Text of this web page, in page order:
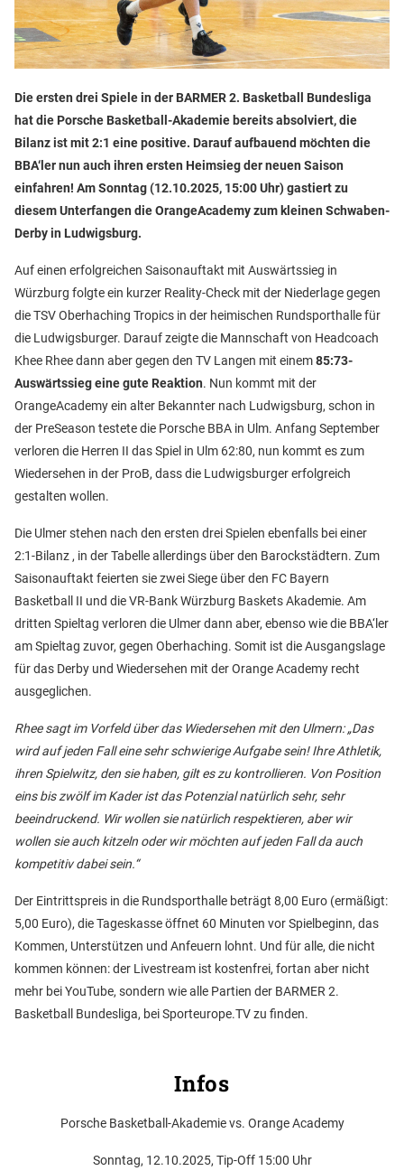
Die ersten drei Spiele in der BARMER 2. Basketball Bundesliga
hat die Porsche Basketball-Akademie bereits absolviert, die
Bilanz ist mit 2:1 eine positive. Darauf aufbauend möchten die
BBA‘ler nun auch ihren ersten Heimsieg der neuen Saison
einfahren! Am Sonntag (12.10.2025, 15:00 Uhr) gastiert zu
diesem Unterfangen die OrangeAcademy zum kleinen Schwaben-
Derby in Ludwigsburg.
Auf einen erfolgreichen Saisonauftakt mit Auswärtssieg in
Würzburg folgte ein kurzer Reality-Check mit der Niederlage gegen
die TSV Oberhaching Tropics in der heimischen Rundsporthalle für
die Ludwigsburger. Darauf zeigte die Mannschaft von Headcoach
Khee Rhee dann aber gegen den TV Langen mit einem85:73-
Auswärtssieg eine gute Reaktion. Nun kommt mit der
OrangeAcademy ein alter Bekannter nach Ludwigsburg, schon in
der PreSeason testete die Porsche BBA in Ulm. Anfang September
verloren die Herren II das Spiel in Ulm 62:80, nun kommt es zum
Wiedersehen in der ProB, dass die Ludwigsburger erfolgreich
gestalten wollen.
Die Ulmer stehen nach den ersten drei Spielen ebenfalls bei einer
2:1-Bilanz , in der Tabelle allerdings über den Barockstädtern. Zum
Saisonauftakt feierten sie zwei Siege über den FC Bayern
Basketball II und die VR-Bank Würzburg Baskets Akademie. Am
dritten Spieltag verloren die Ulmer dann aber, ebenso wie die BBA‘ler
am Spieltag zuvor, gegen Oberhaching. Somit ist die Ausgangslage
für das Derby und Wiedersehen mit der Orange Academy recht
ausgeglichen.
Rheesagt im Vorfeld über das Wiedersehen mit den Ulmern: „Das
wird auf jeden Fall eine sehr schwierige Aufgabe sein! Ihre Athletik,
ihren Spielwitz, den sie haben, gilt es zu kontrollieren. Von Position
eins bis zwölf im Kader ist das Potenzial natürlich sehr, sehr
beeindruckend. Wir wollen sie natürlich respektieren, aber wir
wollen sie auch kitzeln oder wir möchten auf jeden Fall da auch
kompetitiv dabei sein.“
Der Eintrittspreis in die Rundsporthalle beträgt 8,00 Euro (ermäßigt:
5,00 Euro), die Tageskasse öffnet 60 Minuten vor Spielbeginn, das
Kommen, Unterstützen und Anfeuern lohnt. Und für alle, die nicht
kommen können: der Livestream ist kostenfrei, fortan aber nicht
mehr bei YouTube, sondern wie alle Partien der BARMER 2.
Basketball Bundesliga, bei Sporteurope.TV zu finden.
Infos
Porsche Basketball-Akademie vs. Orange Academy
Sonntag, 12.10.2025, Tip-Off 15:00 Uhr